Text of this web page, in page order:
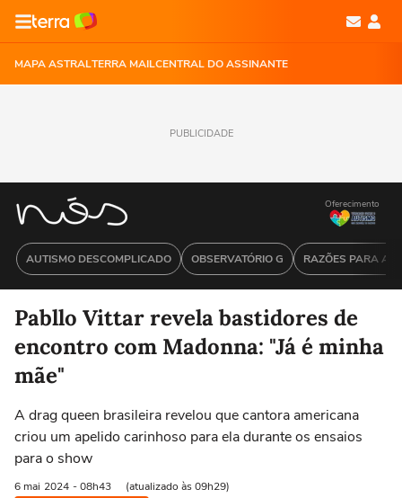
MAPA ASTRALTERRA MAILCENTRAL DO ASSINANTE
PUBLICIDADE
AUTISMO DESCOMPLICADO OBSERVATÓRIO G RAZÕES PARA
Oferecimento
Pabllo Vittar revela bastidores de
encontro com Madonna: "Já é minha
mãe"
A drag queen brasileira revelou que cantora americana
criou um apelido carinhoso para ela durante os ensaios
para o show
6 mai 2024 - 08h43 (atualizado às 09h29)